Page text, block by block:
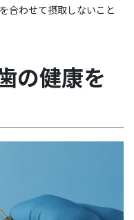
合わせて摂取しないこと
の健康を